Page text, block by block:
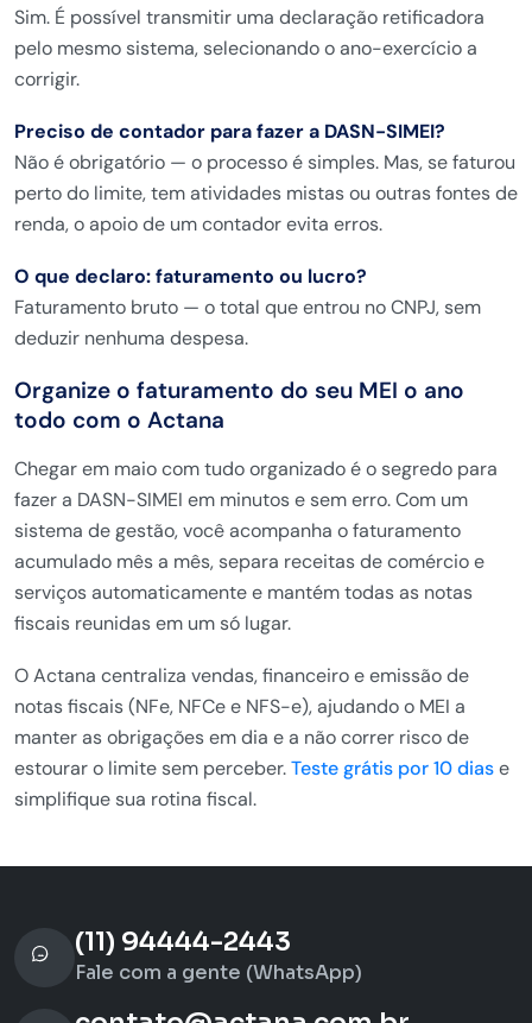
Sim. É possível transmitir uma declaração retificadora
pelo mesmo sistema, selecionando o ano-exercício a
corrigir.
Preciso de contador para fazer a DASN-SIMEI?
Não é obrigatório — o processo é simples. Mas, sefaturou
perto do limite, tematividades mistas ou outras fontesde
renda, o apoio de um contadorevita erros.
O que declaro: faturamento ou lucro?
Faturamento bruto — o total que entrou no CNPJ, sem
deduzir nenhuma despesa.
Organize o faturamento do seu MEI o ano
todo com o Actana
Chegar em maio com tudo organizado é o segredo para
fazer a DASN-SIMEI em minutos e sem erro.Com um
sistema de gestão,você acompanha ofaturamento
acumulado mês a mês, separa receitas de comércio e
serviços automaticamente e mantém todas as notas
fiscais reunidas em um só lugar.
OActana centraliza vendas,financeiro e emissão de
notasfiscais (NFe, NFCe e NFS-e),ajudando o MEI a
manter asobrigações em dia e a não correr risco de
estourar o limite sem perceber.Teste grátis por 10 diase
simplifique sua rotina fiscal.
(11) 94444-2443
Fale com a gente (WhatsApp)